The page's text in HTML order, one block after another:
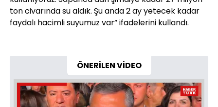
ton civarında su aldık. Şu anda 2 ay yetecek kadar
faydalı hacimli suyumuz var” ifadelerini kullandı.
ÖNERİLEN VİDEO